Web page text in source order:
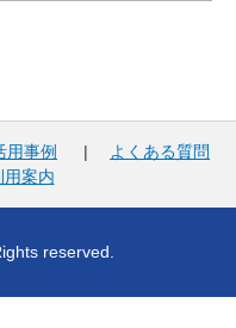
用事例 |
よくある質問
用案内
reserved.